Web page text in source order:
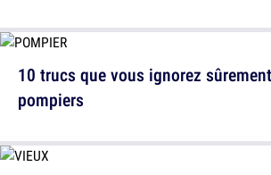
10 trucs que vous ignorez
pompiers